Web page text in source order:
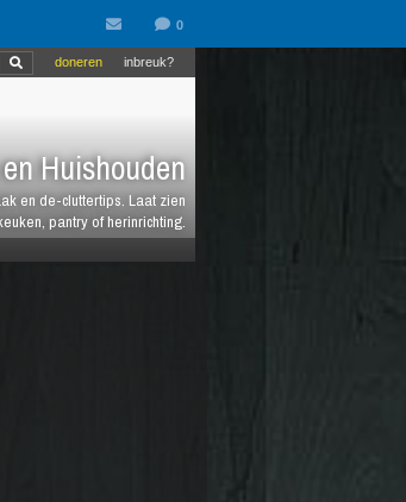
Huishouden
en de-cluttertips. Laat zien
pantry of herinrichting.
inbreuk?
doneren